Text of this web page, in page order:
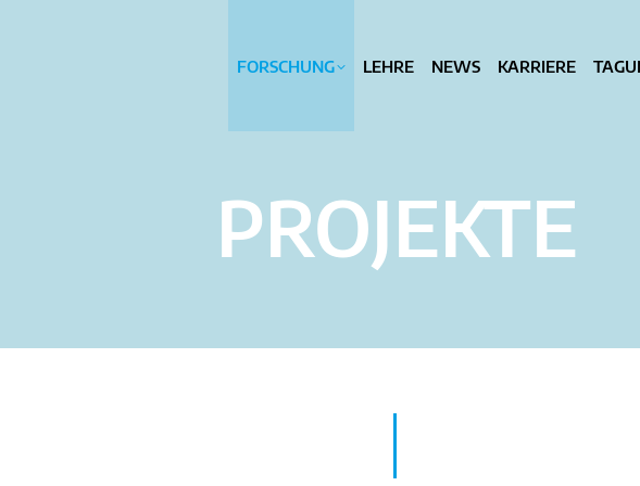
FORSCHUNG LEHRE NEWS KARRIERE
PROJEKTE
FORSCHUNG LEHRE NEWS KARRIERE